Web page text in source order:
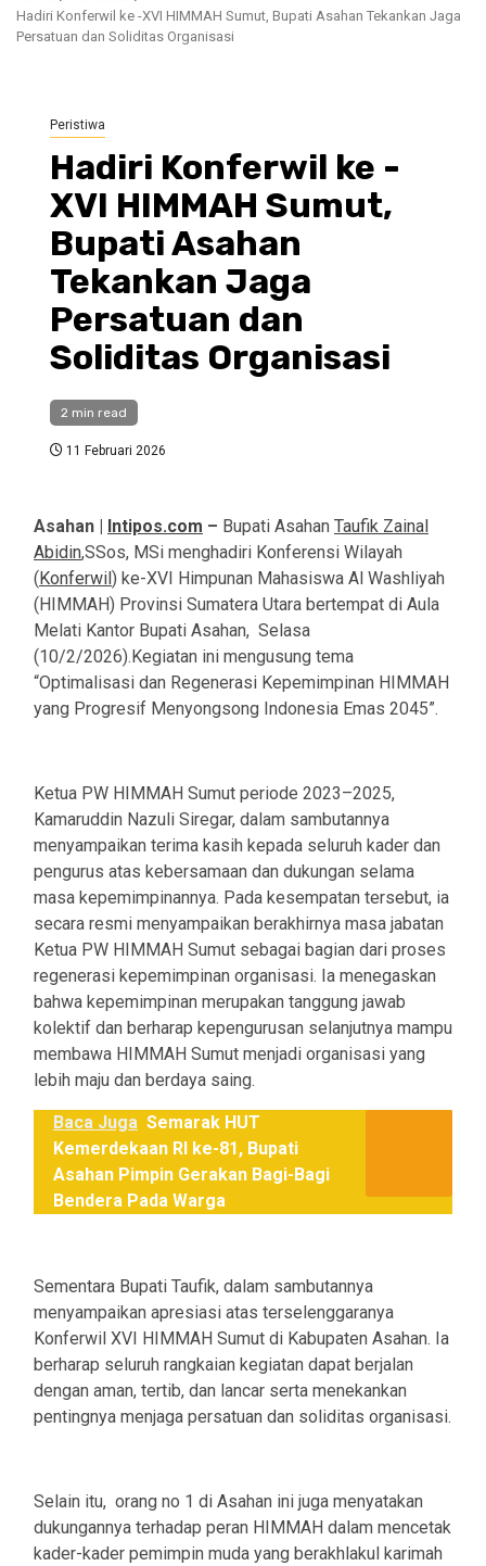
Hadiri Konferwil ke -XVI HIMMAH Sumut, Bupati Asahan Tekankan Jaga
Persatuan dan Soliditas Organisasi
Peristiwa
Hadiri Konferwil ke -
XVI HIMMAH Sumut,
Bupati Asahan
Tekankan Jaga
Persatuan dan
Soliditas Organisasi
2 min read
11 Februari 2026
Asahan | Intipos.com – Bupati Asahan Taufik Zainal
Abidin,SSos, MSi menghadiri Konferensi Wilayah
( Konferwil ) ke-XVI Himpunan Mahasiswa Al Washliyah
(HIMMAH) Provinsi Sumatera Utara bertempat di Aula
Melati Kantor Bupati Asahan, Selasa
(10/2/2026).Kegiatan ini mengusung tema
“Optimalisasi dan Regenerasi Kepemimpinan HIMMAH
yang Progresif Menyongsong Indonesia Emas 2045”.
Ketua PW HIMMAH Sumut periode 2023–2025,
Kamaruddin Nazuli Siregar, dalam sambutannya
menyampaikan terima kasih kepada seluruh kader dan
pengurus atas kebersamaan dan dukungan selama
masa kepemimpinannya. Pada kesempatan tersebut, ia
secara resmi menyampaikan berakhirnya masa jabatan
Ketua PW HIMMAH Sumut sebagai bagian dari proses
regenerasi kepemimpinan organisasi. Ia menegaskan
bahwa kepemimpinan merupakan tanggung jawab
kolektif dan berharap kepengurusan selanjutnya mampu
membawa HIMMAH Sumut menjadi organisasi yang
lebih maju dan berdaya saing.
Baca Juga Semarak HUT
Kemerdekaan RI ke-81, Bupati
Asahan Pimpin Gerakan Bagi-Bagi
Bendera Pada Warga
Sementara Bupati Taufik, dalam sambutannya
menyampaikan apresiasi atas terselenggaranya
Konferwil XVI HIMMAH Sumut di Kabupaten Asahan. Ia
berharap seluruh rangkaian kegiatan dapat berjalan
dengan aman, tertib, dan lancar serta menekankan
pentingnya menjaga persatuan dan soliditas organisasi.
Selain itu, orang no 1 di Asahan ini juga menyatakan
dukungannya terhadap peran HIMMAH dalam mencetak
kader-kader pemimpin muda yang berakhlakul karimah